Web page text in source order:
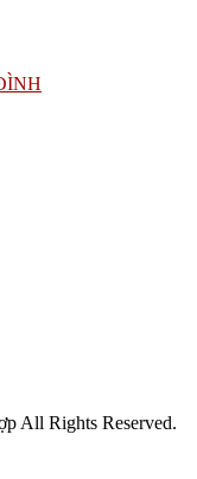
All Rights Reserved.